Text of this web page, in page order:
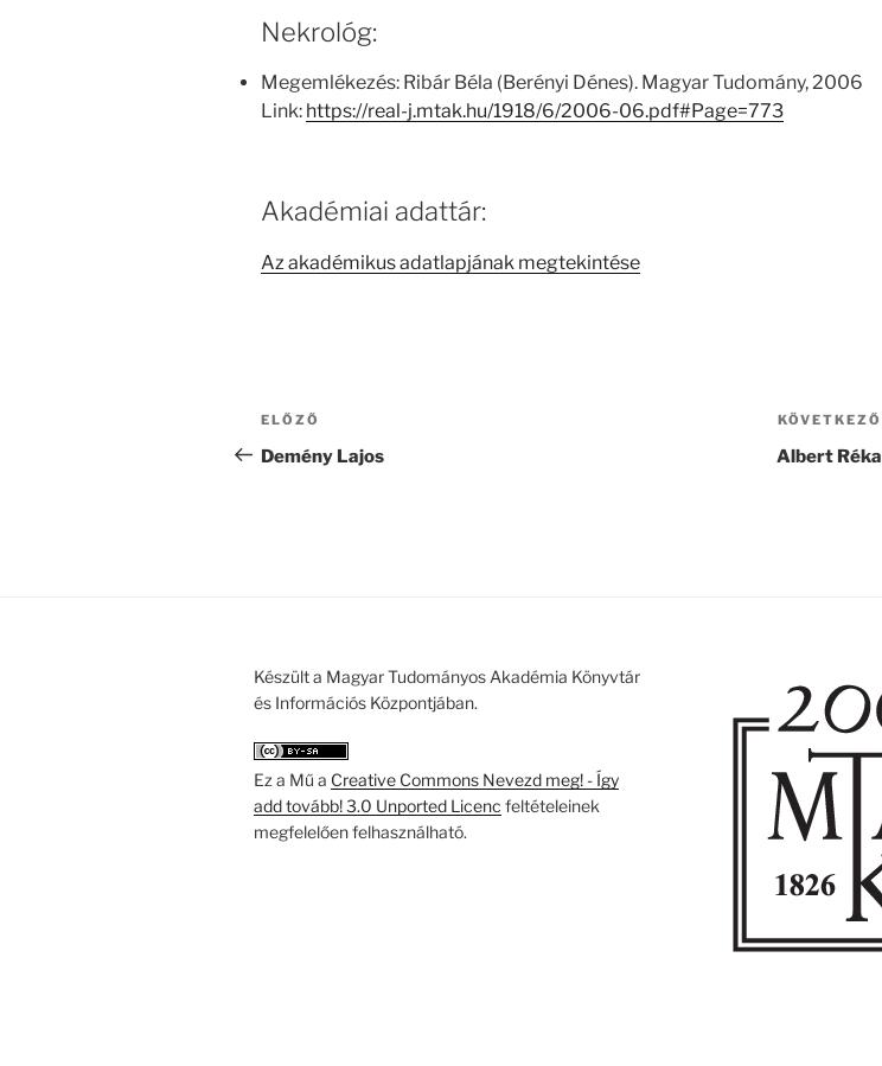
Nekrológ:
Megemlékezés: Ribár Béla (Berényi Dénes). Magyar Tudomány, 2006
Link: https://real-j.mtak.hu/1918/6/2006-06.pdf#Page=773
Akadémiai adattár:
Az akadémikus adatlapjának megtekintése
Bejegyzés
navigáció
Korábbi
bejegyzés
ELŐZŐ
Demény Lajos
KÖVETKEZŐ
Albert Réka
Készült a Magyar Tudományos Akadémia Könyvtár
és Információs Központjában.
Ez a Mű a Creative Commons Nevezd meg! - Így
add tovább! 3.0 Unported Licenc feltételeinek
megfelelően felhasználható.